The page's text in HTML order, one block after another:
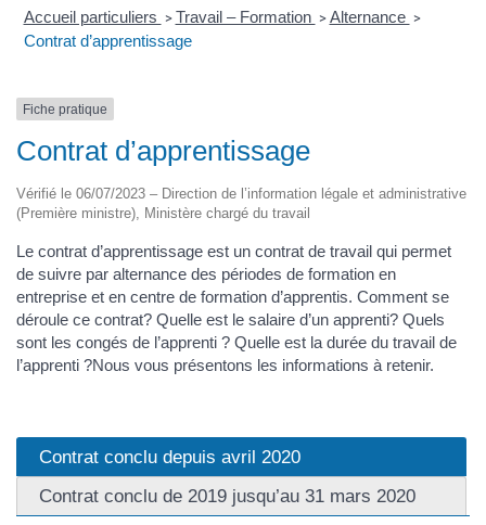
Accueil particuliers > Travail – Formation > Alternance >
Contrat d’apprentissage
Fiche pratique
Contrat d’apprentissage
Vérifié le 06/07/2023 – Direction de l’information légale et administrative
(Première ministre), Ministère chargé du travail
Le contrat d’apprentissage est un contrat de travail qui permet
de suivre par alternance des périodes de formation en
entreprise et en centre de formation d’apprentis. Comment se
déroule ce contrat? Quelle est le salaire d’un apprenti? Quels
sont les congés de l’apprenti ? Quelle est la durée du travail de
l’apprenti ?Nous vous présentons les informations à retenir.
Contrat conclu depuis avril 2020
Contrat conclu de 2019 jusqu’au 31 mars 2020